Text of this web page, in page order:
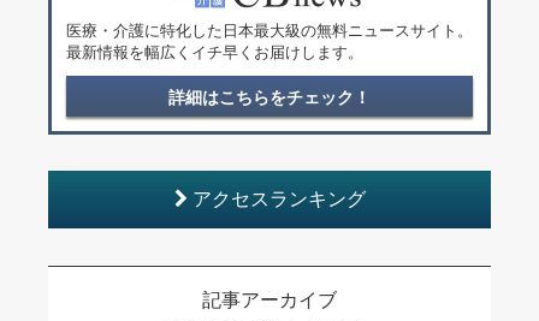
医療・介護に特化した日本最大級の無料ニュースサイト。
最新情報を幅広くイチ早くお届けします。
詳細はこちらをチェック！
アクセスランキング
記事アーカイブ